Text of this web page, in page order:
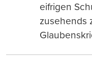
eifrigen
zusehends